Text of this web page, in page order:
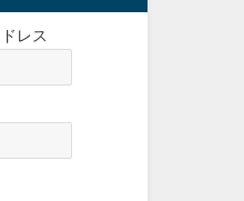
レス